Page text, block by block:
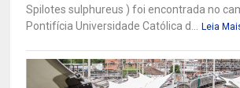
Spilotes sulphureus ) foi encontrada no
Pontifícia Universidade Católica d... Leia